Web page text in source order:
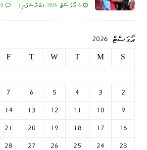
6 އޯގަސްޓް 2026 (ބުރާސްފަތި) 0
އޯގަސްޓް 2026
S
M
T
W
T
F
2
3
4
5
6
7
9
10
11
12
13
14
16
17
18
19
20
21
23
24
25
26
27
28